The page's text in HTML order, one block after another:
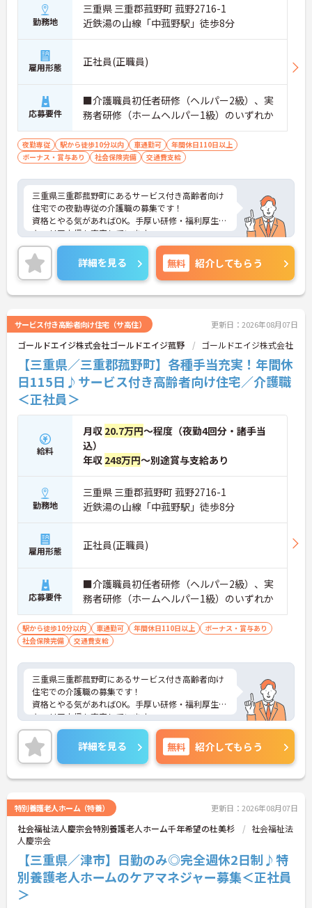
勤務地
三重県 三重郡菰野町 菰野2716-1
近鉄湯の山線「中菰野駅」徒歩8分
雇用形態 正社員(正職員)
応募要件
■介護職員初任者研修（ヘルパー2級）、実
務者研修（ホームヘルパー1級）のいずれか
夜勤専従 駅から徒歩10分以内 車通勤可
年間休日110日以上
ボーナス・賞与あり
社会保険完備 交通費支給
三重県三重郡菰野町にあるサービス付き高齢者向け
住宅での夜勤専従の介護職の募集です！
資格とやる気があればOK。手厚い研修・福利厚生で
キャリア支援も充実しています。
家族手当やリフレッシュ手当など手当も充実で高待
遇＆働きやすさを両立した職場です。
利用者様の笑顔のために一所懸命になれる方・チー
ム連携を大切に勤務出来る方を歓迎しています。
ご興味がある方は、ご面接のポイントをお伝えしま
詳細を見る 無料 紹介してもらう
サービス付き高齢者向け住宅（サ高住） 更新日：2026年08月07日
ゴールドエイジ株式会社ゴールドエイジ菰野 ゴールドエイジ株式会社
【三重県／三重郡菰野町】各種手当充実！年間休
日115日♪サービス付き高齢者向け住宅／介護職
＜正社員＞
給料
月収 20.7万円～程度（夜勤4回分・諸手当
込）
年収 248万円～別途賞与支給あり
勤務地
三重県 三重郡菰野町 菰野2716-1
近鉄湯の山線「中菰野駅」徒歩8分
雇用形態 正社員(正職員)
応募要件
■介護職員初任者研修（ヘルパー2級）、実
務者研修（ホームヘルパー1級）のいずれか
駅から徒歩10分以内 車通勤可 年間休日110日以上
ボーナス・賞与あり
社会保険完備
交通費支給
三重県三重郡菰野町にあるサービス付き高齢者向け
住宅での介護職の募集です！
資格とやる気があればOK。手厚い研修・福利厚生で
キャリア支援も充実しています。
家族手当やリフレッシュ手当など手当も充実で高待
遇＆働きやすさを両立した職場です。
利用者様の笑顔のために一所懸命になれる方・チー
ム連携を大切に勤務出来る方を歓迎しています。
ご興味がある方は、ご面接のポイントをお伝えしま
詳細を見る 無料 紹介してもらう
特別養護老人ホーム（特養） 更新日：2026年08月07日
社会福祉法人慶宗会特別養護老人ホーム千年希望の杜美杉
社会福祉法
人慶宗会
【三重県／津市】日勤のみ◎完全週休2日制♪特
別養護老人ホームのケアマネジャー募集＜正社員
＞